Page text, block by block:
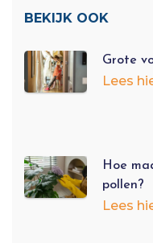
BEKIJK OOK
Grote
Lees
Hoe
pollen?
Lees